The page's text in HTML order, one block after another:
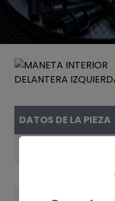
DATOS DE LA PIEZA